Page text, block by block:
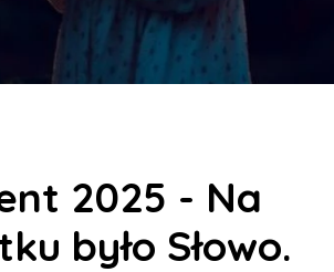
2025 - Na
było Słowo.